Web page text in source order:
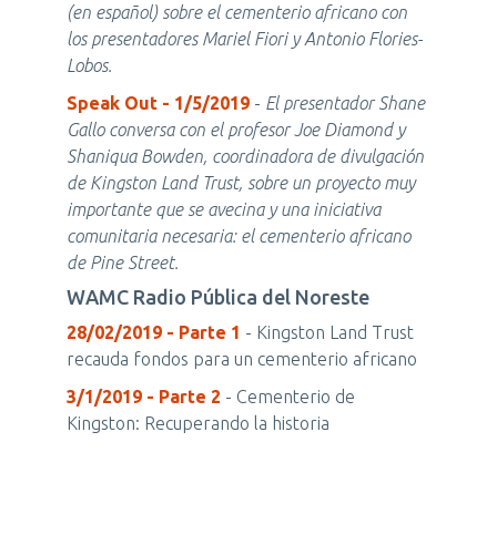
(en español) sobre el cementerio africano con
los presentadores Mariel Fiori y Antonio Flories-
Lobos.
Speak Out - 1/5/2019- El presentador Shane
Gallo conversa con el profesor Joe Diamond y
Shaniqua Bowden, coordinadora de divulgación
de Kingston Land Trust, sobre un proyecto muy
importante que se avecina y una iniciativa
comunitaria necesaria: el cementerio africano
de Pine Street.
WAMC Radio Pública del Noreste
28/02/2019 - Parte 1 - Kingston Land Trust
recauda fondos para un cementerio africano
3/1/2019 - Parte 2 - Cementerio de
Kingston: Recuperando la historia